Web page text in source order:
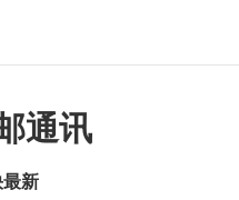
通讯
新